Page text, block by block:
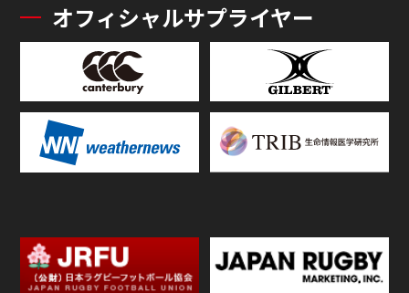
オフィシャルサプライヤー